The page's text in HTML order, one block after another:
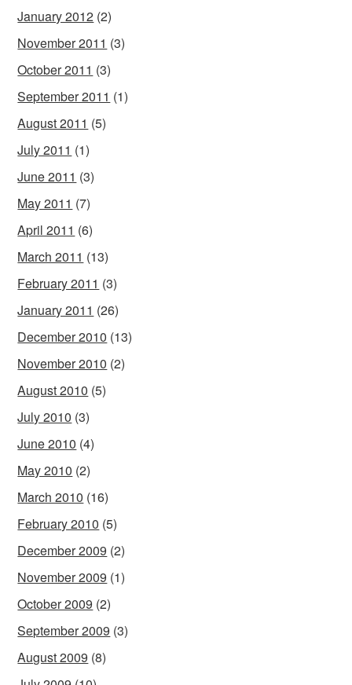
January 2012 (2)
November 2011 (3)
October 2011 (3)
September 2011 (1)
August 2011 (5)
July 2011 (1)
June 2011 (3)
May 2011 (7)
April 2011 (6)
March 2011 (13)
February 2011 (3)
January 2011 (26)
December 2010 (13)
November 2010 (2)
August 2010 (5)
July 2010 (3)
June 2010 (4)
May 2010 (2)
March 2010 (16)
February 2010 (5)
December 2009 (2)
November 2009 (1)
October 2009 (2)
September 2009 (3)
August 2009 (8)